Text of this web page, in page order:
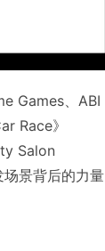
Games、ABI
Race》
Salon
景背后的力量